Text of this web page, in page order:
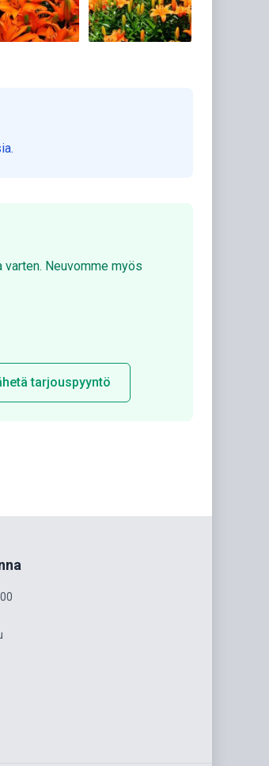
Neuvomme myös
tarjouspyyntö